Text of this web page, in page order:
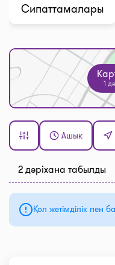
Сипаттамалары
1
Ашық
2 дәріхана табылды
Қол жетімділік пен